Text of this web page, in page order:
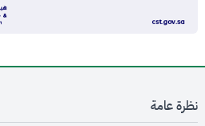
نظرة عامة